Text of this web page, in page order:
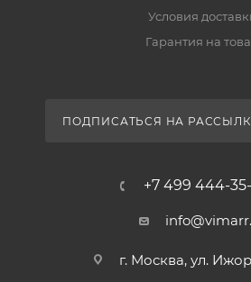
Условия
Гарантия на
ПОДПИСАТЬСЯ НА
+7 499 444-
г. Москва, ул.